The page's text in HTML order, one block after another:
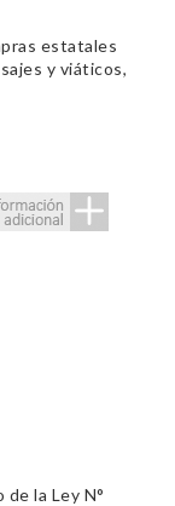
estatales
y viáticos,
la Ley N°